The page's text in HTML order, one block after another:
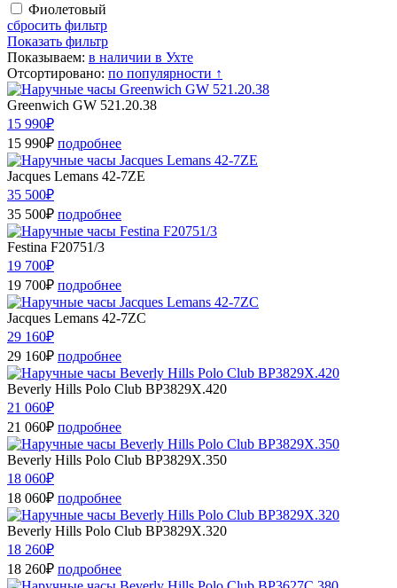
Фиолетовый
сбросить фильтр
Показать фильтр
Показываем: в наличии в Ухте
Отсортировано: по популярности ↑
Greenwich GW 521.20.38
15 990₽
15 990₽ подробнее
Jacques Lemans 42-7ZE
35 500₽
35 500₽ подробнее
Festina F20751/3
19 700₽
19 700₽ подробнее
Jacques Lemans 42-7ZC
29 160₽
29 160₽ подробнее
Beverly Hills Polo Club BP3829X.420
21 060₽
21 060₽ подробнее
Beverly Hills Polo Club BP3829X.350
18 060₽
18 060₽ подробнее
Beverly Hills Polo Club BP3829X.320
18 260₽
18 260₽ подробнее